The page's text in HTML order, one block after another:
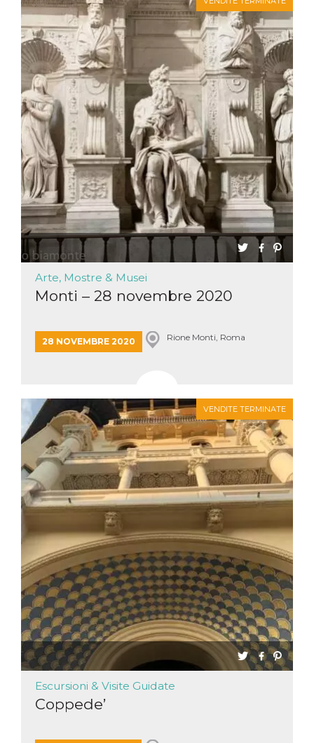
Arte, Mostre & Musei
Monti – 28 novembre 2020
28 NOVEMBRE 2020 Rione Monti, Roma
VENDITE TERMINATE
Escursioni & Visite Guidate
Coppede’